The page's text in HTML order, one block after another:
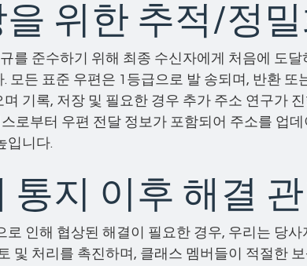
위한 추적/정
를 준수하기 위해 최종 수신자에게 처음에 도달
모든 표준 우편은 1등급으로 발 송되며, 반환 또
기록, 저장 및 필요한 경우 추가 주소 연구가
로부터 우편 전달 정보가 포함되어 주소를 업
입니다.
통지 이후 해결 관
로 인해 협상된 해결이 필요한 경우, 우리는 당사
및 처리를 촉진하며, 클래스 멤버들이 적절한